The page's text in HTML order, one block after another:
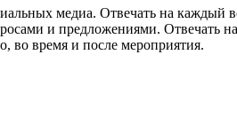
медиа. Отвечать на каждый
и предложениями. Отвечать
во время и после мероприятия.